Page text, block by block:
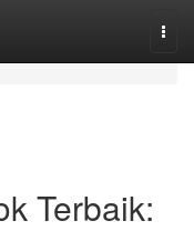
Terbaik: